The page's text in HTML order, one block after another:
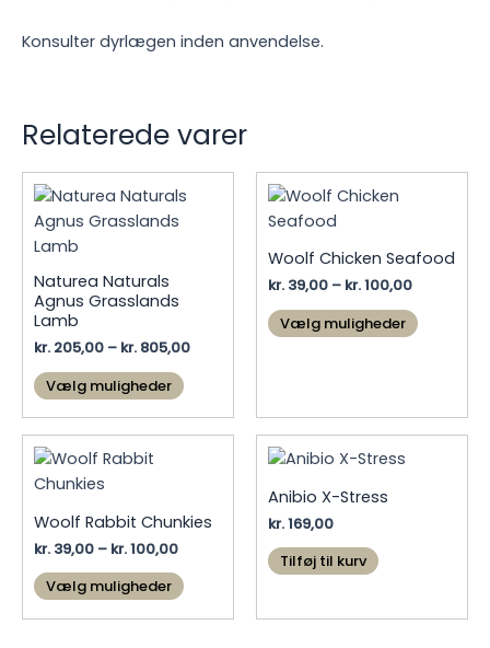
Konsulter dyrlægen inden anvendelse.
Relaterede varer
Naturea Naturals
Agnus Grasslands
Lamb
kr. 205,00 – kr. 805,00Prisinterval:
Vælg muligheder Dette
Mulighederne
kan
på
Woolf Chicken Seafood
kr. 39,00 – kr.100,00
til
kr. 100,00
Vælg muligheder Dette
varianter.
Woolf Rabbit Chunkies
kr. 39,00 – kr.100,00Prisinterval:
til
kr. 100,00
Vælg muligheder Dette
har
Anibio X-Stress
kr.169,00
Tilføj til kurv